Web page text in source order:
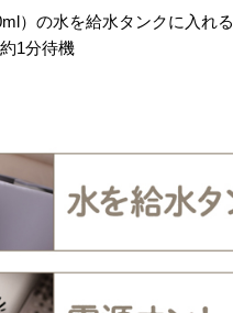
）の水を給水タンクに入れる
1分待機